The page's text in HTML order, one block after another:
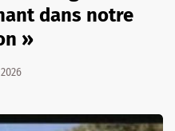
dans notre
»